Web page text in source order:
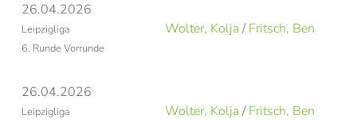
26.04.2026
Leipzigliga
6. Runde Vorrunde
Wolter, Kolja /Fritsch, Ben
26.04.2026
Leipzigliga
Wolter, Kolja /Fritsch, Ben